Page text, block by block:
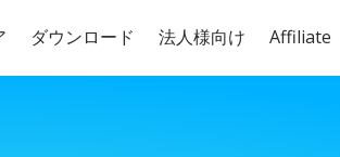
ダウンロード 法人様向け Affiliate